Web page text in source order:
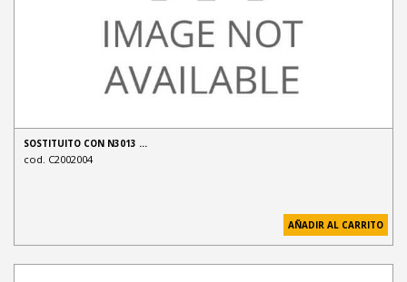
SOSTITUITO CON N3013 …
cod. C2002004
AÑADIR AL CARRITO